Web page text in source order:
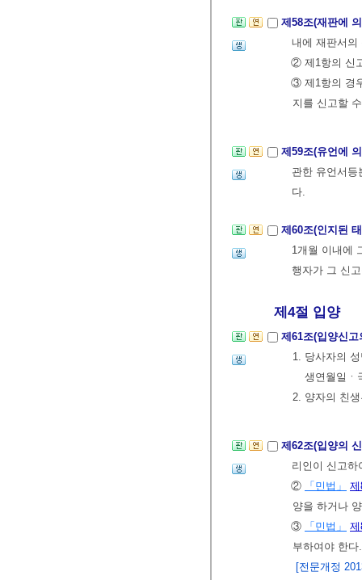
제58조(재판에
내에 재판서의
② 제1항의 신
③ 제1항의 경
지를 신고할
제59조(유언에
관한 유언서
다.
제60조(인지된
1개월 이내에
행자가 그 신
제4절 입양
제61조(입양신
1. 당사자의
생연월일ㆍ
2. 양자의 친
제62조(입양의
리인이 신고하
②
「민법」
양을 하거나
③
「민법」
부하여야 한다.
[전문개정